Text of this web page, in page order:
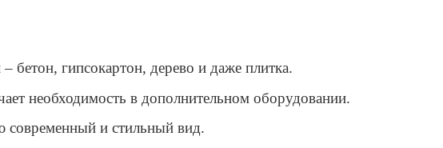
бетон, гипсокартон, дерево и даже плитка.
необходимость в дополнительном оборудовании.
современный и стильный вид.